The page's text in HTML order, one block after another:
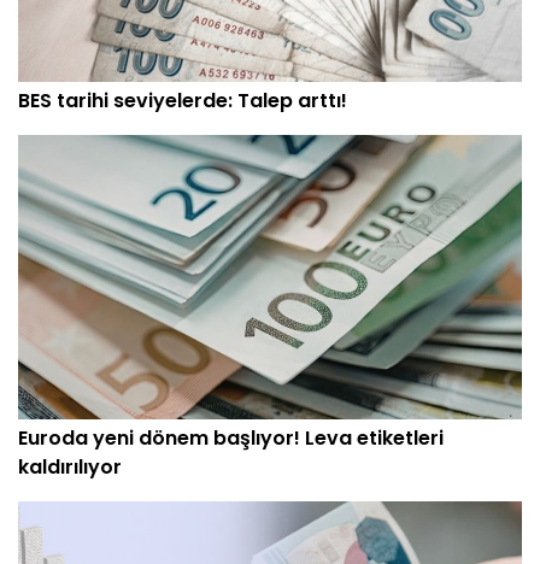
BES tarihi seviyelerde: Talep arttı!
Euroda yeni dönem başlıyor! Leva etiketleri
kaldırılıyor